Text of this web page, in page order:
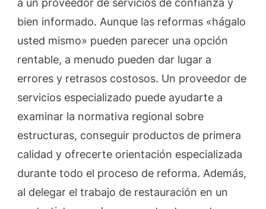
a un proveedor de servicios de confianza y
bien informado. Aunque las reformas «hágalo
usted mismo» pueden parecer una opción
rentable, a menudo pueden dar lugar a
errores y retrasos costosos. Un proveedor de
servicios especializado puede ayudarte a
examinar la normativa regional sobre
estructuras, conseguir productos de primera
calidad y ofrecerte orientación especializada
durante todo el proceso de reforma. Además,
al delegar el trabajo de restauración en un